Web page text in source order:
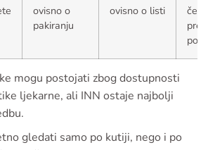
ovisno o
pakiranju
ovisno o listi
često
pod
mogu postojati zbog dostupnosti
ljekarne, ali INN ostaje najbolji
gledati samo po kutiji, nego i po